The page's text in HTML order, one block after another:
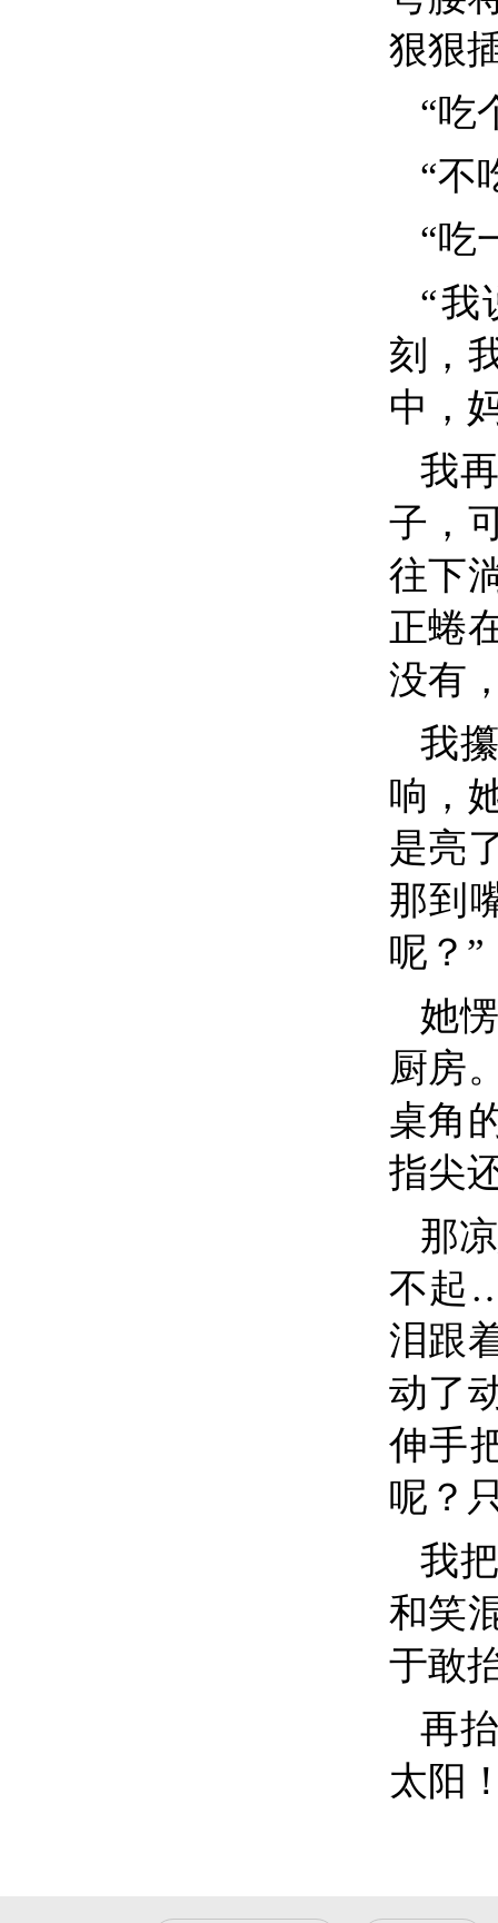
狠狠
“吃
“不
“吃
“我
刻，
中，
我
子，
往下
正蜷
没有
我
响，
是亮
那到
呢？”
她
厨房
桌角
指尖
那
不起
泪跟
动了
伸手
呢？
我
和笑
于敢
再
太阳